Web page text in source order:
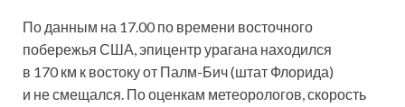
По данным на 17.00 по времени восточного
побережья США, эпицентр урагана находился
в 170 км к востоку от Палм-Бич (штат Флорида)
и не смещался. По оценкам метеорологов, скорость